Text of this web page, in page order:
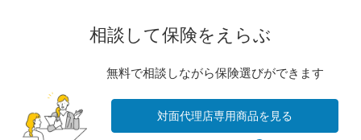
相談して保険をえらぶ
無料で相談しながら保険選びができます
対面代理店専用商品を見る